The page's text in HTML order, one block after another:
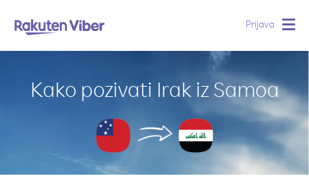
Prijava
Kako pozivati Irak iz Samoa